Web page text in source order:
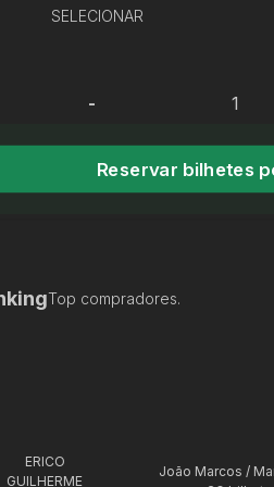
SELECIONAR
-
Reservar bilhetes
Top compradores.
ERICO
GUILHERME
João Marcos /